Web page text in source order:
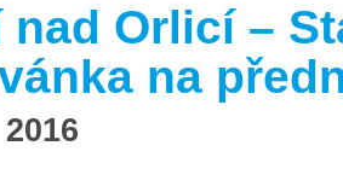
nad Orlicí –
na